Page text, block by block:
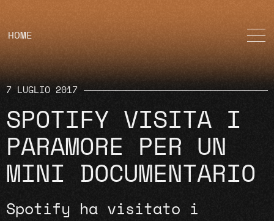
HOME
7 LUGLIO 2017
SPOTIFY VISITA I
PARAMORE PER UN
MINI DOCUMENTARIO
Spotify ha visitato i